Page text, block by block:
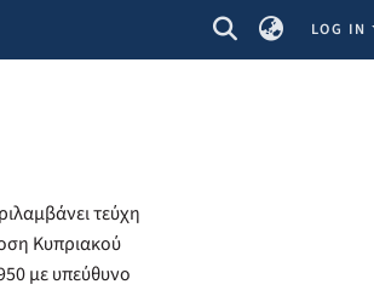
LOG IN
τεύχη
Κυπριακού
με υπεύθυνο